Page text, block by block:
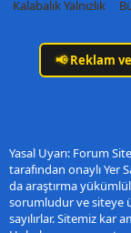
Kalabalık Yalnızlık
📢Reklam
Yasal Uyarı: Forum
tarafından onaylı Yer
da araştırma
sorumludur ve siteye
sayılırlar. Sitemiz kar